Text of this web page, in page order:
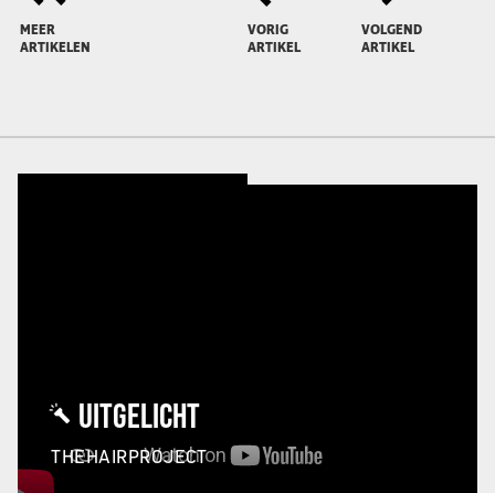
MEER
ARTIKELEN
VORIG
ARTIKEL
VOLGEND
ARTIKEL
UITGELICHT
THEHAIRPROJECT